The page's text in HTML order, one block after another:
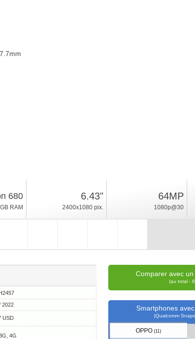
680
RAM
6.43"
2400x1080 pix.
64MP
1080p@30
2022
USD
4G
Comparer avec
(au total -
Smartphones
(Qualcomm
OPPO(11)